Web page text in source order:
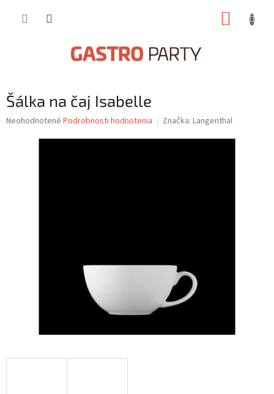
Šálka na čaj Isabelle
Priemerné
Neohodnotené Podrobnosti hodnotenia Značka: Langenthal